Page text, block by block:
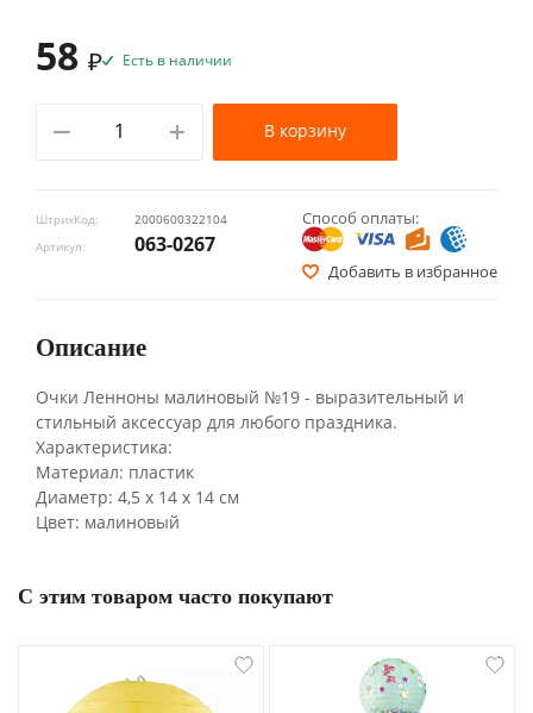
ШтрихКод:
2000600322104
Артикул:
063-0267
Способ оплаты:
Добавить в избранное
58 ₽ Есть в наличии
В корзину
Описание
Очки Ленноны малиновый №19 - выразительный и
стильный аксессуар для любого праздника.
Характеристика:
Материал: пластик
Диаметр: 4,5 х 14 х 14 см
Цвет: малиновый
С этим товаром часто покупают